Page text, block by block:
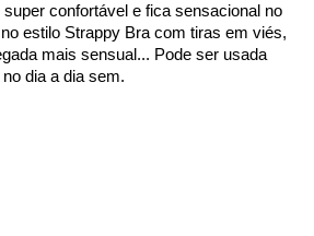
confortável e fica sensacional no
estilo Strappy Bra com tiras em viés,
mais sensual... Pode ser usada
dia a dia sem.